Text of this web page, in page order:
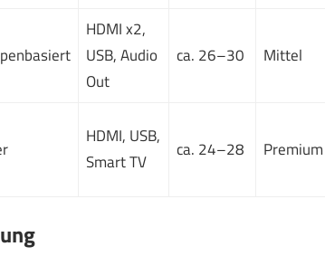
HDMI x2,
USB, Audio
Out
ca. 26–30 Mittel
HDMI, USB,
Smart TV
ca. 24–28 Premium